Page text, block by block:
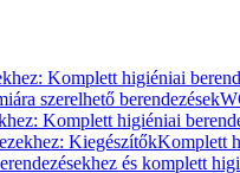
Komplett higiéniai
szerelhető berendezések
Komplett higiéniai
KiegészítőkKomplett
és komplett